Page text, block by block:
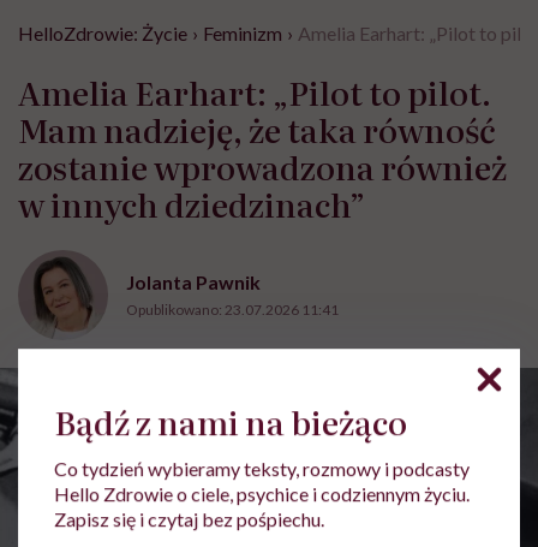
HelloZdrowie: Życie › Feminizm › Amelia Earhart: „Pilot to
Amelia Earhart: „Pilot to pilot.
Mam nadzieję, że taka równość
zostanie wprowadzona również
w innych dziedzinach”
Jolanta Pawnik
Opublikowano: 23.07.2026 11:41
Bądź z nami na bieżąco
Co tydzień wybieramy teksty, rozmowy i podcasty
Hello Zdrowie o ciele, psychice i codziennym życiu.
Zapisz się i czytaj bez pośpiechu.